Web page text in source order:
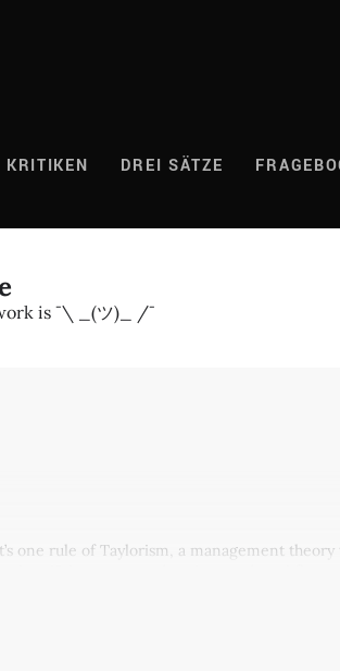
KRITIKEN DREI SÄTZE
is ¯\ _(ツ)_ /¯
one rule of Taylorism, a management
the employers’ desire to observe and